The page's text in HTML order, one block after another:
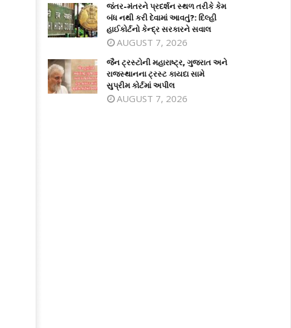
હવે ઘરે જ બનાવો બટાટાની જગ્યાએ હેલ્ધી
ગાજરની ફ્રાઈઝ, જાણો રેસીપી
December
જંતર-મંતરને પ્રદર્શન સ્થળ તરીકે કેમ
નથી કરી દેવામાં આવતું?: દિલ્હી
કેન્દ્ર સરકારને સવાલ
December
જંતર-મંતરને પ્રદર્શન સ્થળ તરીકે કેમ
બંધ નથી કરી દેવામાં આવતું?: દિલ્હી
હાઈકોર્ટનો કેન્દ્ર સરકારને સવાલ
AUGUST 7, 2026
જૈન ટ્રસ્ટોની મહારાષ્ટ્ર, ગુજરાત અને
રાજસ્થાનના ટ્રસ્ટ કાયદા સામે
સુપ્રીમ કોર્ટમાં અપીલ
AUGUST 7, 2026